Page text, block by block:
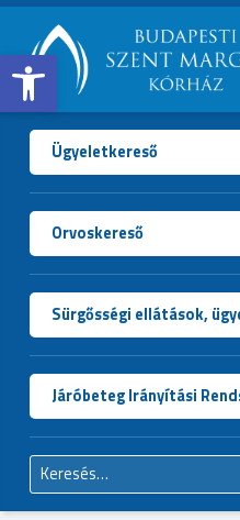
Open toolbar
BUDAPESTI
SZENT
MARGIT
KÓRHÁZ
Ügyeletkereső
Orvoskereső
Sürgősségi ellátások,
Járóbeteg Irányítási
Keresés: